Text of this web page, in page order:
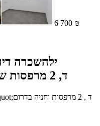
6 700 ₪
ממ&quot;ד, 2 מרפסות שמש דרום תל א